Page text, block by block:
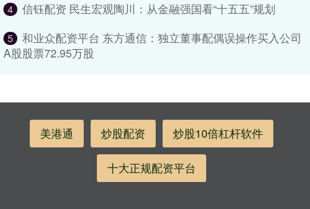
4 信钰配资 民生宏观陶川：从金融强国看“十五五”规划
5
和业众配资平台 东方通信：独立董事配偶误操作买入公司
A股股票72.95万股
美港通 炒股配资 炒股10倍杠杆软件
十大正规配资平台